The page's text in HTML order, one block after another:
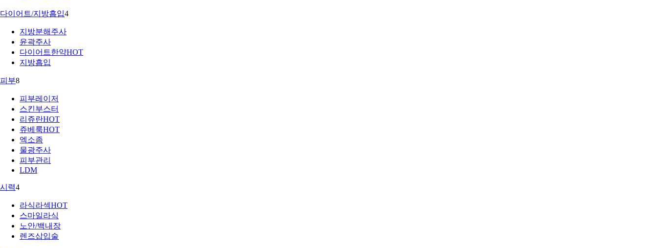
다이어트/지방흡입4
지방분해주사
윤곽주사
다이어트한약HOT
지방흡입
피부8
피부레이저
스킨부스터
리쥬란HOT
쥬베룩HOT
엑소좀
물광주사
피부관리
LDM
시력4
라식라섹HOT
스마일라식
노안/백내장
렌즈삽입술